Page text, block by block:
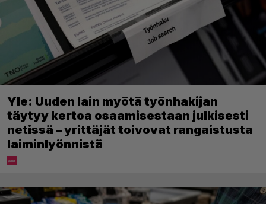
Yle: Uuden lain myötä työnhakijan
täytyy kertoa osaamisestaan julkisesti
netissä – yrittäjät toivovat rangaistusta
laiminlyönnistä